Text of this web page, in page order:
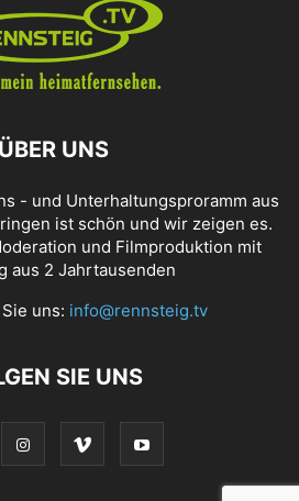
ÜBER UNS
- und Unterhaltungsproramm aus
ist schön und wir zeigen es.
und Filmproduktion mit
aus 2 Jahrtausenden
uns: info@rennsteig.tv
SIE UNS